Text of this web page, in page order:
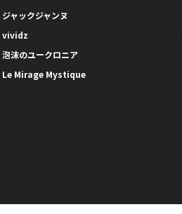
ジャックジャンヌ
vividz
泡沫のユークロニア
Le Mirage Mystique